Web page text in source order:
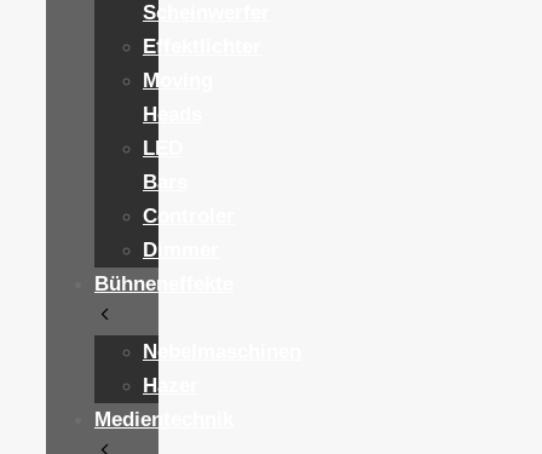
Scheinwerfer
Effektlichter
Moving
Heads
LED
Bars
Controler
Dimmer
Bühneneffekte
Nebelmaschinen
Hazer
Medientechnik